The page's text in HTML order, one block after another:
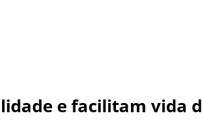
e facilitam vida